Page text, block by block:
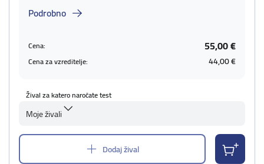
Podrobno
Cena: 55,00 €
Cena za vzreditelje: 44,00 €
Žival za katero naročate test
Moje živali
Dodaj žival